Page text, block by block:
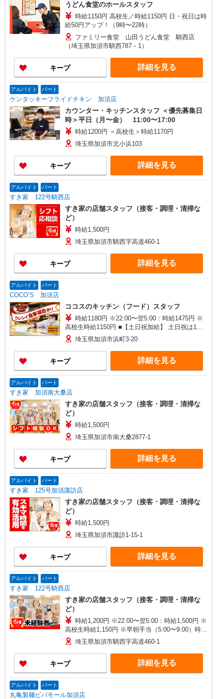
うどん食堂のホールスタッフ
時給1150円 高校生／時給1150円 日・祝日は時
給50円アップ！（9時〜22時）
ファミリー食堂 山田うどん食堂 騎西店
（埼玉県加須市騎西787－1）
キープ 詳細を見る
アルバイト パート
ケンタッキーフライドチキン 加須店
カウンター・キッチンスタッフ ＜優先募集日
時＞平日（月〜金） 11:00〜17:00
時給1200円 ＜高校生＞時給1170円
埼玉県加須市北小浜103
キープ 詳細を見る
アルバイト パート
すき家 122号騎西店
すき家の店舗スタッフ（接客・調理・清掃な
ど）
時給1,500円
埼玉県加須市騎西字高道460-1
キープ 詳細を見る
アルバイト パート
COCO’S 加須店
ココスのキッチン（フード）スタッフ
時給1180円 ※22:00〜翌5:00：時給1475円 ※
高校生時給1150円 ■【土日祝加給】 土日祝は1時
間当たり＋100円 ■特別手当 早朝手当（5:00〜
8:00）時給＋200円
埼玉県加須市浜町3-20
キープ 詳細を見る
アルバイト パート
すき家 加須南大桑店
すき家の店舗スタッフ（接客・調理・清掃な
ど）
時給1,500円
埼玉県加須市南大桑2877-1
キープ 詳細を見る
アルバイト パート
すき家 125号加須諏訪店
すき家の店舗スタッフ（接客・調理・清掃な
ど）
時給1,500円
埼玉県加須市諏訪1-15-1
キープ 詳細を見る
アルバイト パート
すき家 122号騎西店
すき家の店舗スタッフ（接客・調理・清掃な
ど）
時給1,200円 ※22:00〜翌5:00：時給1,500円 ※
高校生時給1,150円 ※早朝手当（5:00〜9:00）時給
＋150円
埼玉県加須市騎西字高道460-1
キープ 詳細を見る
アルバイト パート
丸亀製麺ビバモール加須店